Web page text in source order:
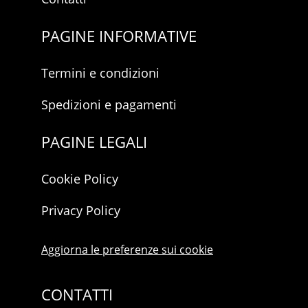
PAGINE INFORMATIVE
Termini e condizioni
Spedizioni e pagamenti
PAGINE LEGALI
Cookie Policy
Privacy Policy
Aggiorna le preferenze sui cookie
CONTATTI